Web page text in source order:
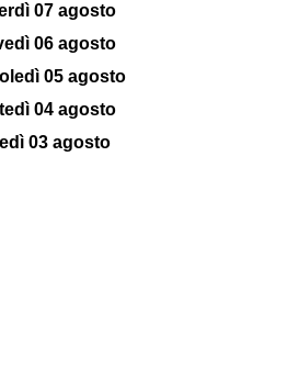
07 agosto
06 agosto
05 agosto
04 agosto
03 agosto